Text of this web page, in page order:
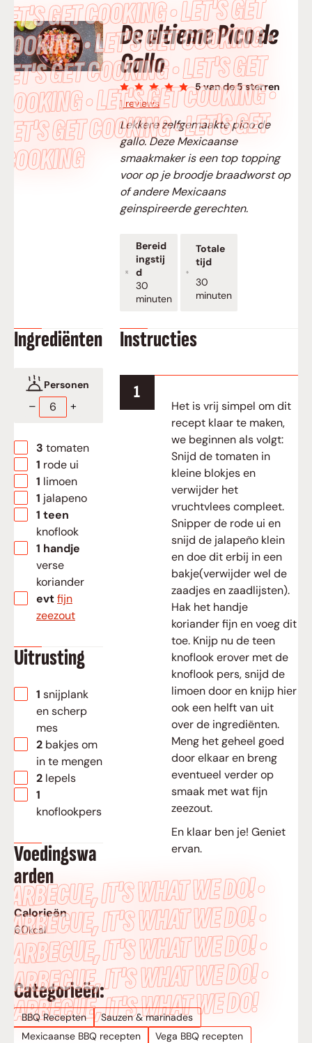
GET COOKING • LET’S GET
• LET’S GET COOKING •
GET COOKING • LET’S GET
COOKING • LET’S GET COOKING •
LET’S GET COOKING • LET’S GET
COOKING
De ultieme Pico de
Gallo
5van de 5 sterren
1 reviews
Lekkere zelfgemaakte pico de
gallo. Deze Mexicaanse
smaakmaker is een top topping
voor op je broodje braadworst op
of andere Mexicaans
geinspireerde gerechten.
Bereid
ingstij
d
30minuten
minuten
Totale
tijd
30
minuten
Ingrediënten
Personen
– +
▢
3 tomaten
▢
1 rode ui
▢
1 limoen
▢
1 jalapeno
▢
1 teen
knoflook
▢
1 handje
verse
koriander
▢
evtfijn
zeezout
Uitrusting
▢
1 snijplank
en scherp
mes
▢
2 bakjes om
in te mengen
▢ 2 lepels
▢
1
knoflookpers
Voedingswa
arden
Calorieën
60kcal
Instructies
Het is vrij simpel om dit
recept klaar te maken,
we beginnen als volgt:
Snijd de tomaten in
kleine blokjes en
verwijder het
vruchtvlees compleet.
Snipper de rode ui en
snijd de jalapeño klein
en doe dit erbij in een
bakje(verwijder wel de
zaadjes en zaadlijsten).
Hak het handje
koriander fijn en voeg dit
toe. Knijp nu de teen
knoflook erover met de
knoflook pers, snijd de
limoen door en knijp hier
ook een helft van uit
over de ingrediënten.
Meng het geheel goed
door elkaar en breng
eventueel verder op
smaak met wat fijn
zeezout.
En klaar ben je! Geniet
ervan.
Categorieën:
BBQ Recepten
Sauzen & marinades
Mexicaanse BBQ recepten
Vega BBQ recepten
IT’S WHAT WE DO! •
IT’S WHAT WE DO! •
BARBECUE, IT’S WHAT WE DO! •
BARBECUE, IT’S WHAT WE DO! •
BARBECUE, IT’S WHAT WE DO!